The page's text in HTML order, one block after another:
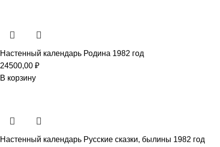
Настенный календарь Родина 1982 год
24500,00 ₽
В корзину
Настенный календарь Русские сказки, былины 1982 год